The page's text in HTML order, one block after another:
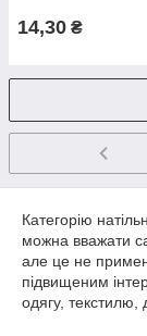
14,30 ₴
Категорію
можна вважати
але це не
підвищеним
одягу, текстилю,